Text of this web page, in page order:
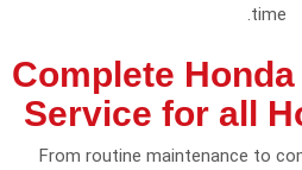
time.
Complete
Service for all
From routine maintenance to